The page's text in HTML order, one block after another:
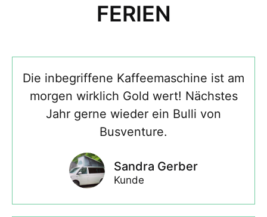
FERIEN
Die inbegriffene Kaffeemaschine ist am
morgen wirklich Gold wert! Nächstes
Jahr gerne wieder ein Bulli von
Busventure.
Sandra Gerber
Kunde